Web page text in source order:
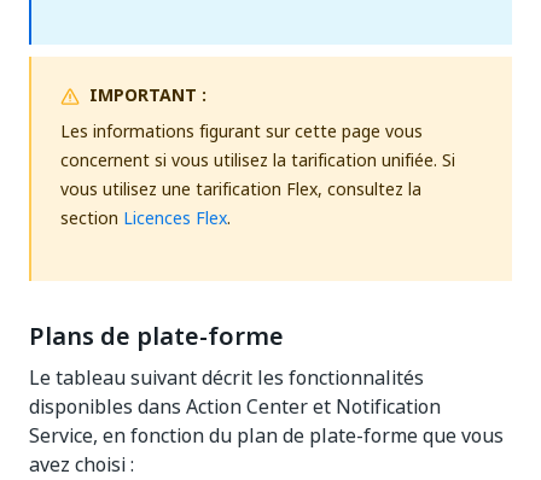
IMPORTANT :
Les informations figurant sur cette page vous
concernent si vous utilisez la tarification unifiée. Si
vous utilisez une tarification Flex, consultez la
section Licences Flex.
Plans de plate-forme
Le tableau suivant décrit les fonctionnalités
disponibles dans Action Center et Notification
Service, en fonction du plan de plate-forme que vous
avez choisi :